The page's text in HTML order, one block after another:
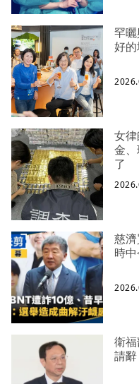
罕
好
女
金
了
慈
時
衛
請